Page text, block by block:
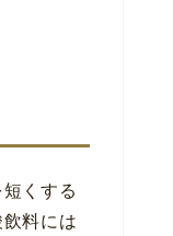
くする
料には